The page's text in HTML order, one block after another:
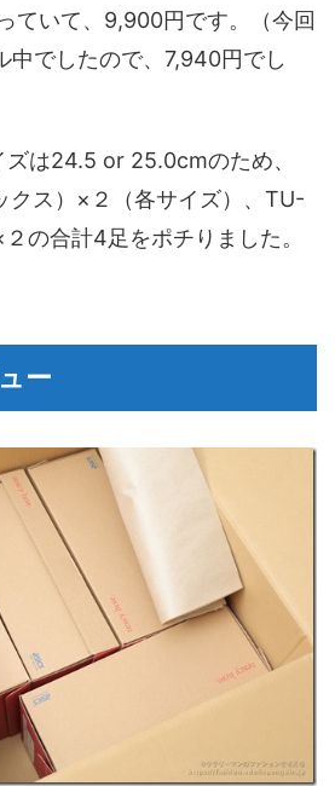
ていて、9,900円です。（今回
中でしたので、7,940円でし
は24.5 or 25.0cmのため、
クス）×２（各サイズ）、TU-
の合計4足をポチりました。
ー